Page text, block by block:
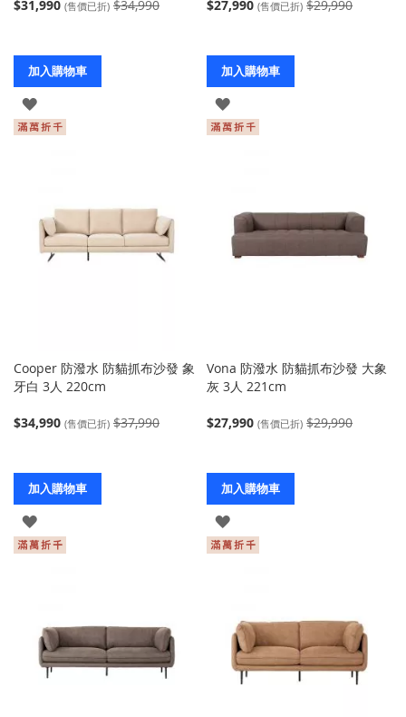
$31,990 (售價已折) $34,990
加入購物車
登
入
$27,990 (售價已折) $29,990
加入購物車
登
入
Cooper 防潑水 防貓抓布沙發 象
牙白 3人 220cm
$34,990 (售價已折) $37,990
加入購物車
登
入
Vona 防潑水 防貓抓布沙發 大象
灰 3人 221cm
$27,990 (售價已折) $29,990
加入購物車
登
入